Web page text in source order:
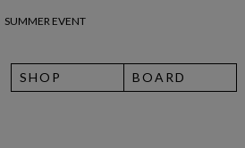
26 여름 휴가 안내
SHOP BOARD